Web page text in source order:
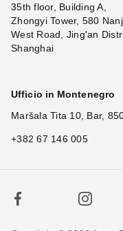
35th floor, Building A,
Zhongyi Tower, 580
West Road, Jing'an
Shanghai
Ufficio in Montenegro
Maršala Tita 10, Bar,
+382 67 146 005